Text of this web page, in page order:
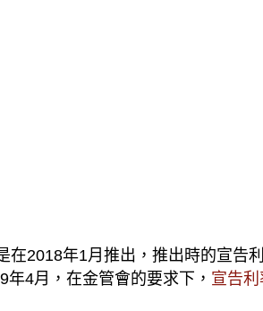
2018年1月推出，推出時的宣告
4月，在金管會的要求下， 宣告